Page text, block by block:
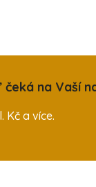
na Vaší
Kč a více.